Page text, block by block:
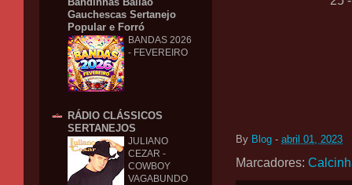
By Blog - abril 01, 2023
Marcadores:
Gauchescas Sertanejo
Popular e Forró
BANDAS 2026
- FEVEREIRO
RÁDIO CLÁSSICOS
SERTANEJOS
JULIANO
CEZAR -
COWBOY
VAGABUNDO